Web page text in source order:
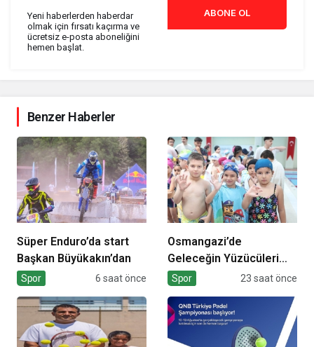
Yeni haberlerden haberdar
olmak için fırsatı kaçırma ve
ücretsiz e-posta aboneliğini
hemen başlat.
ABONE OL
Benzer Haberler
Süper Enduro’da start
Başkan Büyükakın’dan
Spor 6 saat önce
Osmangazi’de
Geleceğin Yüzücüleri
Sertifikalarını Aldı
Spor 23 saat önce